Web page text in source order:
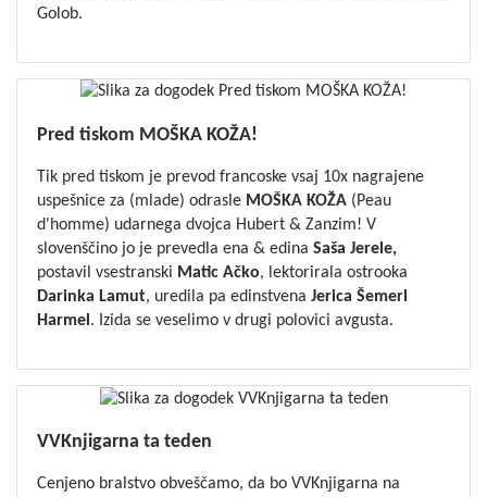
Golob.
Pred tiskom MOŠKA KOŽA!
Tik pred tiskom je prevod francoske vsaj 10x nagrajene
uspešnice za (mlade) odrasle MOŠKA KOŽA(Peau
d'homme) udarnega dvojca Hubert & Zanzim! V
slovenščino jo je prevedla ena & edina Saša Jerele,
postavil vsestranski Matic Ačko, lektorirala ostrooka
Darinka Lamut, uredila pa edinstvena Jerica Šemerl
Harmel . Izida se veselimo v drugi polovici avgusta.
VVKnjigarna ta teden
Cenjeno bralstvo obveščamo, da bo VVKnjigarna na